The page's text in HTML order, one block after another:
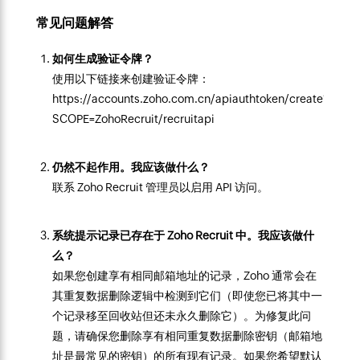
常见问题解答
如何生成验证令牌？
使用以下链接来创建验证令牌：
https://accounts.zoho.com.cn/apiauthtoken/create?
SCOPE=ZohoRecruit/recruitapi
仍然不起作用。我应该做什么？
联系 Zoho Recruit 管理员以启用 API 访问。
系统提示记录已存在于 Zoho Recruit 中。我应该做什
么？
如果您创建享有相同邮箱地址的记录，Zoho 通常会在
其重复数据删除逻辑中检测到它们（即使您已将其中一
个记录移至回收站但还未永久删除它）。为修复此问
题，请确保您删除享有相同重复数据删除密钥（邮箱地
址是最常见的密钥）的所有现有记录。如果您希望默认